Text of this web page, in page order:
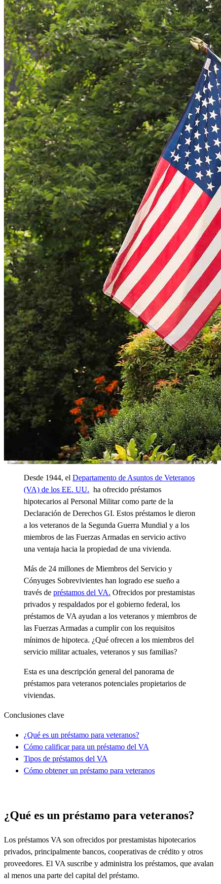
Desde 1944, el Departamento de Asuntos de Veteranos
(VA) de los EE. UU. ha ofrecido préstamos
hipotecarios al Personal Militar como parte de la
Declaración de Derechos GI. Estos préstamos le dieron
a los veteranos de la Segunda Guerra Mundial y a los
miembros de las Fuerzas Armadas en servicio activo
una ventaja hacia la propiedad de una vivienda.
Más de 24 millones de Miembros del Servicio y
Cónyuges Sobrevivientes han logrado ese sueño a
través de préstamos del VA. Ofrecidos por prestamistas
privados y respaldados por el gobierno federal, los
préstamos de VA ayudan a los veteranos y miembros de
las Fuerzas Armadas a cumplir con los requisitos
mínimos de hipoteca. ¿Qué ofrecen a los miembros del
servicio militar actuales, veteranos y sus familias?
Esta es una descripción general del panorama de
préstamos para veteranos potenciales propietarios de
viviendas.
Conclusiones clave
¿Qué es un préstamo para veteranos?
Cómo calificar para un préstamo del VA
Tipos de préstamos del VA
Cómo obtener un préstamo para veteranos
¿Qué es un préstamo para veteranos?
Los préstamos VA son ofrecidos por prestamistas hipotecarios
privados, principalmente bancos, cooperativas de crédito y otros
proveedores. El VA suscribe y administra los préstamos, que avalan
al menos una parte del capital del préstamo.